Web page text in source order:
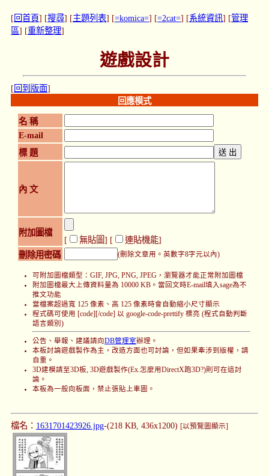
[ 回首頁] [搜尋] [主題列表] [=komica=] [=2cat=] [系統資訊] [管理
區] [重新整理]
遊戲設計
[ 回到版面]
回應模式
名 稱
E-mail
標 題
內 文
附加圖檔
[ 無貼圖] [ 連貼機能]
刪除用密碼
(刪除文章用。英數字8字元以內)
可附加圖檔類型：GIF, JPG, PNG, JPEG，瀏覽器才能正常附加圖檔
附加圖檔最大上傳資料量為 10000 KB。當回文時E-mail填入sage為不
推文功能
當檔案超過寬 125 像素、高 125 像素時會自動縮小尺寸顯示
程式碼可使用 [code][/code] 以 google-code-prettify 標亮 (程式自動判斷
語言類別)
公告、舉報、建議請向 DB管理室辦理。
本板討論遊戲製作為主，改造方面也可討論，但如果牽涉到版權，請
自重。
3D建模請至3D板, 3D遊戲製作(Ex.怎麼用DirectX跑3D?)則可在這討
論。
本板為一般向板面，禁止張貼上車圖。
檔名： 1631701423926.jpg-(218 KB, 436x1200) [以預覽圖顯示]